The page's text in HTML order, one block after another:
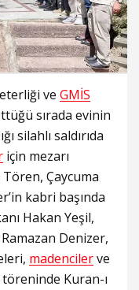
ve GMİS
sırada evinin
silahlı saldırıda
için mezarı
Çaycuma
kabri başında
Hakan Yeşil,
Denizer,
madencilerve
töreninde Kuran-ı